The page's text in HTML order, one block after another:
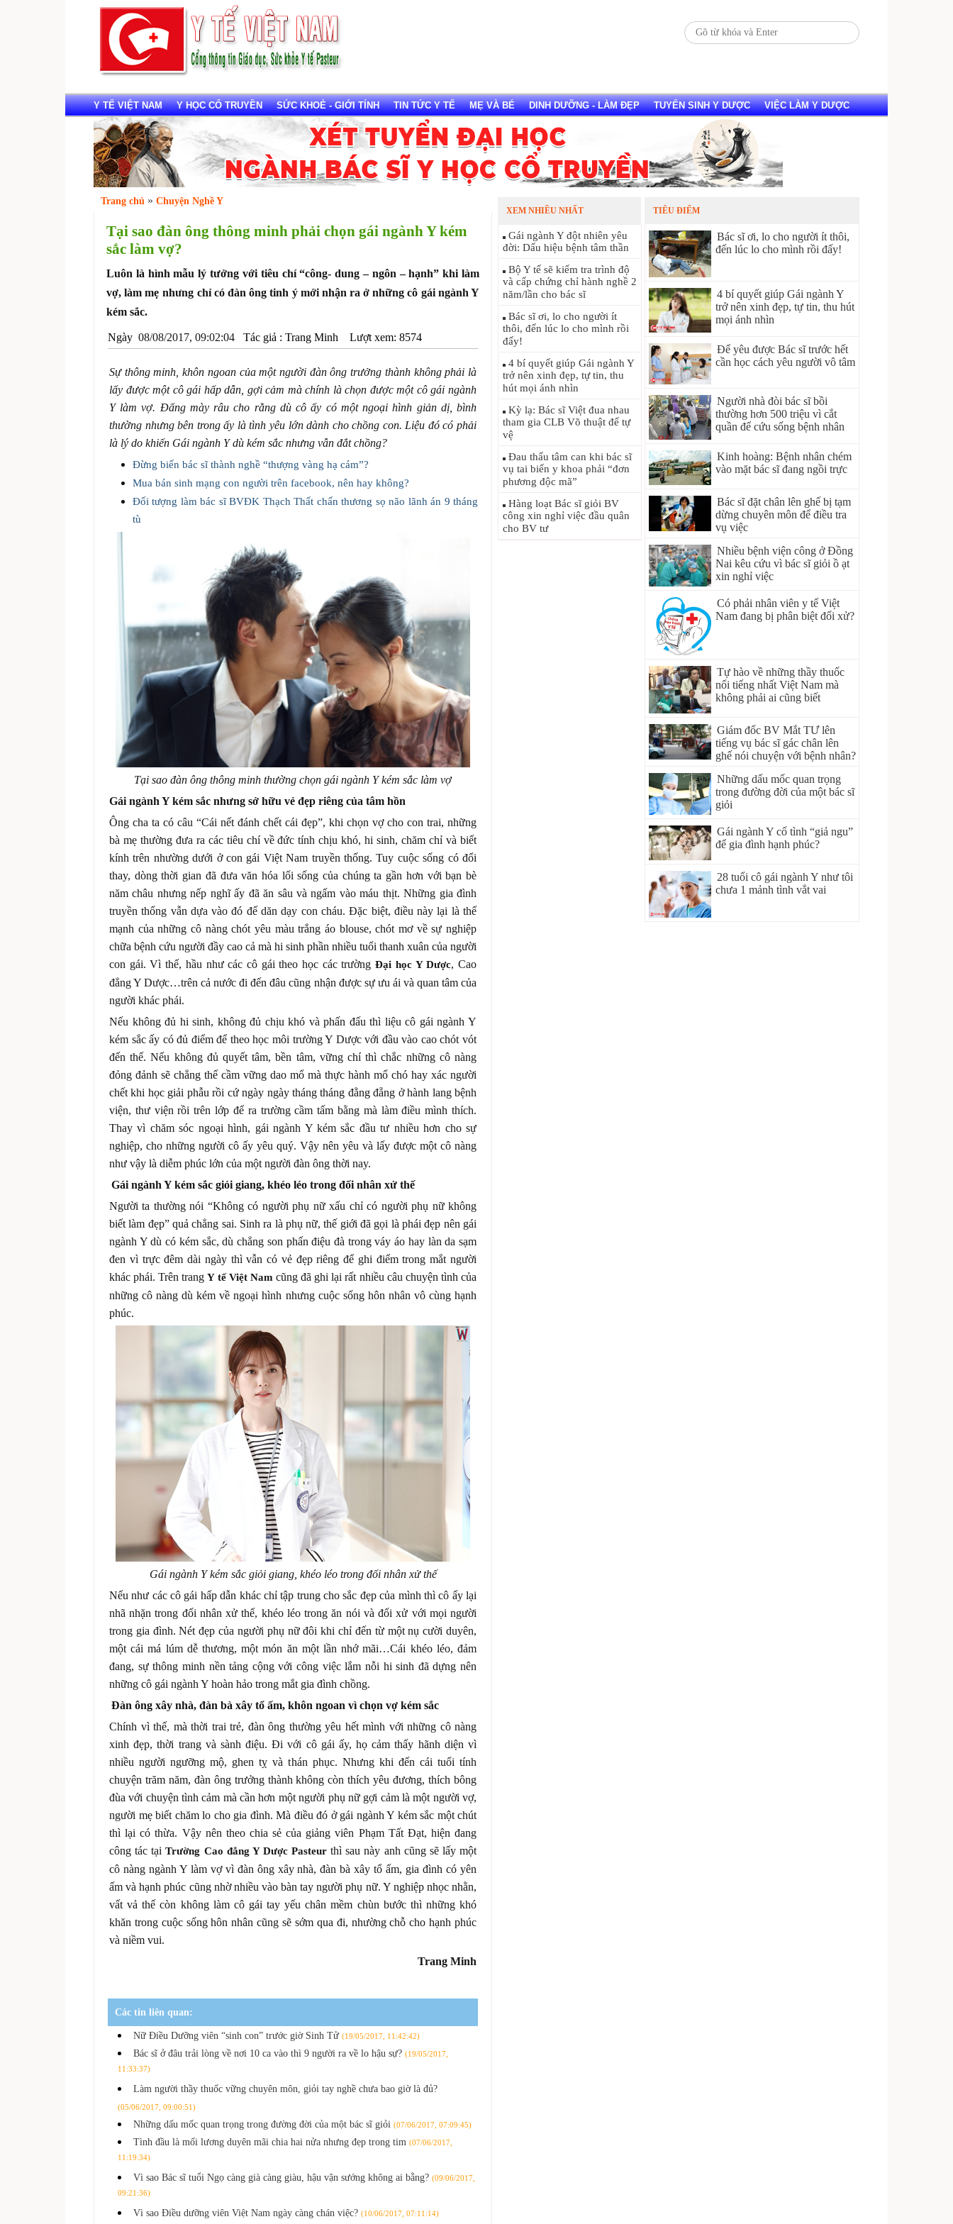
Y TẾ VIỆT NAM Y HỌC CỔ TRUYỀN SỨC KHOẺ - GIỚI TÍNH TIN TỨC Y TẾ MẸ VÀ BÉ DINH DƯỠNG - LÀM ĐẸP TUYỂN SINH Y DƯỢC VIỆC LÀM Y DƯỢC
Trang chủ » Chuyện Nghề Y
Tại sao đàn ông thông minh phải chọn gái ngành Y kém
sắc làm vợ?
Luôn là hình mẫu lý tưởng với tiêu chí “công- dung – ngôn – hạnh” khi làm
vợ, làm mẹ nhưng chỉ có đàn ông tinh ý mới nhận ra ở những cô gái ngành Y
kém sắc.
Ngày 08/08/2017, 09:02:04 Tác giả : Trang Minh Lượt xem: 8574
Sự thông minh, khôn ngoan của một người đàn ông trưởng thành không phải là
lấy được một cô gái hấp dẫn, gợi cảm mà chính là chọn được một cô gái ngành
Y làm vợ. Đấng mày râu cho rằng dù cô ấy có một ngoại hình giản dị, bình
thường nhưng bên trong ấy là tình yêu lớn dành cho chồng con. Liệu đó có phải
là lý do khiến Gái ngành Y dù kém sắc nhưng vẫn đắt chồng?
Đừng biến bác sĩ thành nghề “thượng vàng hạ cám”?
Mua bán sinh mạng con người trên facebook, nên hay không?
Đối tượng làm bác sĩ BVĐK Thạch Thất chấn thương sọ não lãnh án 9 tháng
tù
Tại sao đàn ông thông minh thường chọn gái ngành Y kém sắc làm vợ
Gái ngành Y kém sắc nhưng sở hữu vẻ đẹp riêng của tâm hồn
Ông cha ta có câu “Cái nết đánh chết cái đẹp”, khi chọn vợ cho con trai, những
bà mẹ thường đưa ra các tiêu chí về đức tính chịu khó, hi sinh, chăm chỉ và biết
kính trên nhường dưới ở con gái Việt Nam truyền thống. Tuy cuộc sống có đổi
thay, dòng thời gian đã đưa văn hóa lối sống của chúng ta gần hơn với bạn bè
năm châu nhưng nếp nghĩ ấy đã ăn sâu và ngấm vào máu thịt. Những gia đình
truyền thống vẫn dựa vào đó để dăn dạy con cháu. Đặc biệt, điều này lại là thế
mạnh của những cô nàng chót yêu màu trắng áo blouse, chót mơ về sự nghiệp
chữa bệnh cứu người đầy cao cả mà hi sinh phần nhiều tuổi thanh xuân của người
con gái. Vì thế, hầu như các cô gái theo học các trườngĐại học Y Dược, Cao
đẳng Y Dược…trên cả nước đi đến đâu cũng nhận được sự ưu ái và quan tâm của
người khác phái.
Nếu không đủ hi sinh, không đủ chịu khó và phấn đấu thì liệu cô gái ngành Y
kém sắc ấy có đủ điểm để theo học môi trường Y Dược với đầu vào cao chót vót
đến thế. Nếu không đủ quyết tâm, bền tâm, vững chí thì chắc những cô nàng
đỏng đảnh sẽ chẳng thể cầm vững dao mổ mà thực hành mổ chó hay xác người
chết khi học giải phẫu rồi cứ ngày ngày tháng tháng đằng đẵng ở hành lang bệnh
viện, thư viện rồi trên lớp để ra trường cầm tấm bằng mà làm điều mình thích.
Thay vì chăm sóc ngoại hình, gái ngành Y kém sắc đầu tư nhiều hơn cho sự
nghiệp, cho những người cô ấy yêu quý. Vậy nên yêu và lấy được một cô nàng
như vậy là diễm phúc lớn của một người đàn ông thời nay.
Gái ngành Y kém sắc giỏi giang, khéo léo trong đối nhân xử thế
Người ta thường nói “Không có người phụ nữ xấu chỉ có người phụ nữ không
biết làm đẹp” quả chẳng sai. Sinh ra là phụ nữ, thế giới đã gọi là phái đẹp nên gái
ngành Y dù có kém sắc, dù chẳng son phấn điệu đà trong váy áo hay làn da sạm
đen vì trực đêm dài ngày thì vẫn có vẻ đẹp riêng để ghi điểm trong mắt người
khác phái. Trên trangY tế Việt Nam cũng đã ghi lại rất nhiều câu chuyện tình của
những cô nàng dù kém về ngoại hình nhưng cuộc sống hôn nhân vô cùng hạnh
phúc.
Gái ngành Y kém sắc giỏi giang, khéo léo trong đối nhân xử thế
Nếu như các cô gái hấp dẫn khác chỉ tập trung cho sắc đẹp của mình thì cô ấy lại
nhã nhặn trong đối nhân xử thế, khéo léo trong ăn nói và đối xử với mọi người
trong gia đình. Nét đẹp của người phụ nữ đôi khi chỉ đến từ một nụ cười duyên,
một cái má lúm dễ thương, một món ăn một lần nhớ mãi…Cái khéo léo, đảm
đang, sự thông minh nền tảng cộng với công việc lắm nỗi hi sinh đã dựng nên
những cô gái ngành Y hoàn hảo trong mắt gia đình chồng.
Đàn ông xây nhà, đàn bà xây tổ ấm, khôn ngoan vì chọn vợ kém sắc
Chính vì thế, mà thời trai trẻ, đàn ông thường yêu hết mình với những cô nàng
xinh đẹp, thời trang và sành điệu. Đi với cô gái ấy, họ cảm thấy hãnh diện vì
nhiều người ngưỡng mộ, ghen tỵ và thán phục. Nhưng khi đến cái tuổi tính
chuyện trăm năm, đàn ông trưởng thành không còn thích yêu đương, thích bông
đùa với chuyện tình cảm mà cần hơn một người phụ nữ gợi cảm là một người vợ,
người mẹ biết chăm lo cho gia đình. Mà điều đó ở gái ngành Y kém sắc một chút
thì lại có thừa. Vậy nên theo chia sẻ của giảng viên Phạm Tất Đạt, hiện đang
công tác tạiTrường Cao đẳng Y Dược Pasteur thì sau này anh cũng sẽ lấy một
cô nàng ngành Y làm vợ vì đàn ông xây nhà, đàn bà xây tổ ấm, gia đình có yên
ấm và hạnh phúc cũng nhờ nhiều vào bàn tay người phụ nữ. Y nghiệp nhọc nhằn,
vất vả thế còn không làm cô gái tay yếu chân mềm chùn bước thì những khó
khăn trong cuộc sống hôn nhân cũng sẽ sớm qua đi, nhường chỗ cho hạnh phúc
và niềm vui.
Trang Minh
Các tin liên quan:
Nữ Điều Dưỡng viên “sinh con” trước giờ Sinh Tử (19/05/2017, 11:42:42)
Bác sĩ ở đâu trải lòng về nơi 10 ca vào thì 9 người ra về lo hậu sự? (19/05/2017,
11:33:37)
Làm người thầy thuốc vững chuyên môn, giỏi tay nghề chưa bao giờ là đủ?
(05/06/2017, 09:00:51)
Những dấu mốc quan trọng trong đường đời của một bác sĩ giỏi (07/06/2017, 07:09:45)
Tình đầu là mối lương duyên mãi chia hai nửa nhưng đẹp trong tim (07/06/2017,
11:19:34)
Vì sao Bác sĩ tuổi Ngọ càng già càng giàu, hậu vận sướng không ai bằng? (09/06/2017,
09:21:36)
Vì sao Điều dưỡng viên Việt Nam ngày càng chán việc? (10/06/2017, 07:11:14)
XEM NHIỀU NHẤT
Gái ngành Y đột nhiên yêu
đời: Dấu hiệu bệnh tâm thần
Bộ Y tế sẽ kiểm tra trình độ
và cấp chứng chỉ hành nghề 2
năm/lần cho bác sĩ
Bác sĩ ơi, lo cho người ít
thôi, đến lúc lo cho mình rồi
đấy!
4 bí quyết giúp Gái ngành Y
trở nên xinh đẹp, tự tin, thu
hút mọi ánh nhìn
Kỳ lạ: Bác sĩ Việt đua nhau
tham gia CLB Võ thuật để tự
vệ
Đau thấu tâm can khi bác sĩ
vụ tai biến y khoa phải “đơn
phương độc mã”
Hàng loạt Bác sĩ giỏi BV
công xin nghỉ việc đầu quân
cho BV tư
TIÊU ĐIỂM
Bác sĩ ơi, lo cho người ít thôi,
đến lúc lo cho mình rồi đấy!
4 bí quyết giúp Gái ngành Y
trở nên xinh đẹp, tự tin, thu hút
mọi ánh nhìn
Để yêu được Bác sĩ trước hết
cần học cách yêu người vô tâm
Người nhà đòi bác sĩ bồi
thường hơn 500 triệu vì cắt
quần để cứu sống bệnh nhân
Kinh hoàng: Bệnh nhân chém
vào mặt bác sĩ đang ngồi trực
Bác sĩ đặt chân lên ghế bị tạm
dừng chuyên môn để điều tra
vụ việc
Nhiều bệnh viện công ở Đồng
Nai kêu cứu vì bác sĩ giỏi ồ ạt
xin nghỉ việc
Có phải nhân viên y tế Việt
Nam đang bị phân biệt đối xử?
Tự hào về những thầy thuốc
nổi tiếng nhất Việt Nam mà
không phải ai cũng biết
Giám đốc BV Mắt TƯ lên
tiếng vụ bác sĩ gác chân lên
ghế nói chuyện với bệnh nhân?
Những dấu mốc quan trọng
trong đường đời của một bác sĩ
giỏi
Gái ngành Y cố tình “giả ngu”
để gia đình hạnh phúc?
28 tuổi cô gái ngành Y như tôi
chưa 1 mảnh tình vắt vai